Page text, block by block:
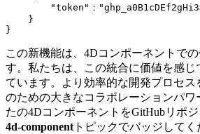
"token"：
    }
}
この新機能は、4Dコンポーネントで
す。私たちは、この統合に価値を感じ
ています。より効率的な開発プロセス
のための大きなコラボレーションパワ
たの4DコンポーネントをGitHubリポ
4d-component トピックでバッジして